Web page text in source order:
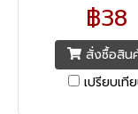
฿38
สั่งซื้อสิน
เปรียบเที